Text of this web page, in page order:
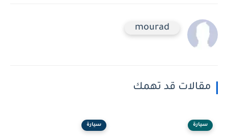
mourad
مقالات قد تهمك
سيارة سيارة